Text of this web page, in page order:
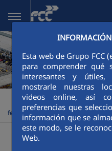
Saltar al contenido principal
INFORMACIÓN
Esta web de Grupo FCC
para comprender qué
interesantes y
mostrarle nuestras
videos online, así
preferencias que
información que se
este modo, se le
Web.
FCCCO Panamá >Actividades
ferroviarias